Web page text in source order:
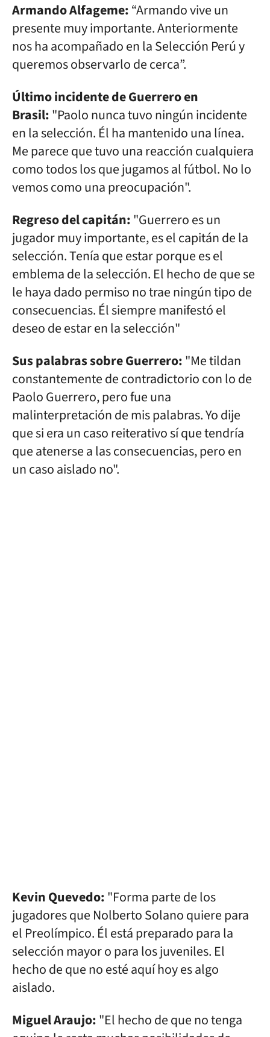
Armando Alfageme:“Armando vive un
presente muy importante. Anteriormente
nos ha acompañado en la Selección Perú y
queremos observarlo de cerca”.
Último incidente de Guerrero en
Brasil:"Paolo nunca tuvo ningún incidente
en la selección. Él ha mantenido una línea.
Me parece que tuvo una reacción cualquiera
como todos los que jugamos al fútbol. No lo
vemos como una preocupación".
Regreso del capitán:"Guerrero es un
jugador muy importante, es el capitán de la
selección. Tenía que estar porque es el
emblema de la selección. El hecho de que se
le haya dado permiso no trae ningún tipo de
consecuencias. Él siempre manifestó el
deseo de estar en la selección"
Sus palabras sobre Guerrero:"Me tildan
constantemente de contradictorio con lo de
Paolo Guerrero, pero fue una
malinterpretación de mis palabras. Yo dije
que si era un caso reiterativo sí que tendría
que atenerse a las consecuencias, pero en
un caso aislado no".
Kevin Quevedo:"Forma parte de los
jugadores que Nolberto Solano quiere para
el Preolímpico. Él está preparado para la
selección mayor o para los juveniles. El
hecho de que no esté aquí hoy es algo
aislado.
Miguel Araujo:"El hecho de que no tenga